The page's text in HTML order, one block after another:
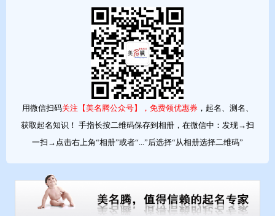
2025 蛇年宝宝用什么字起名好听吉祥
用微信扫码关注【美名腾公众号】，免费领优惠券，起名、测名、
获取起名知识！ 手指长按二维码保存到相册，在微信中：发现→扫
一扫→点击右上角“相册”或者“...”后选择“从相册选择二维码”